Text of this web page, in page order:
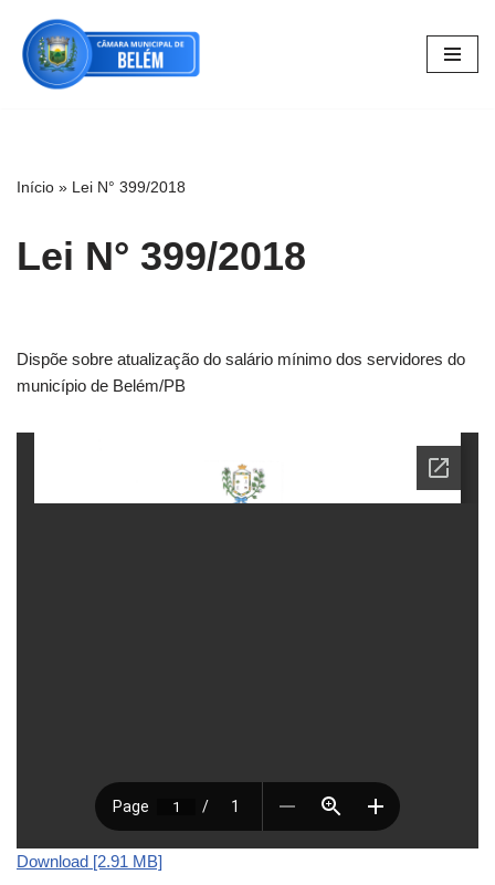
Pular
para
Início » Lei N° 399/2018
Lei N° 399/2018
Dispõe sobre atualização do salário mínimo dos servidores do
município de Belém/PB
Download [2.91 MB]